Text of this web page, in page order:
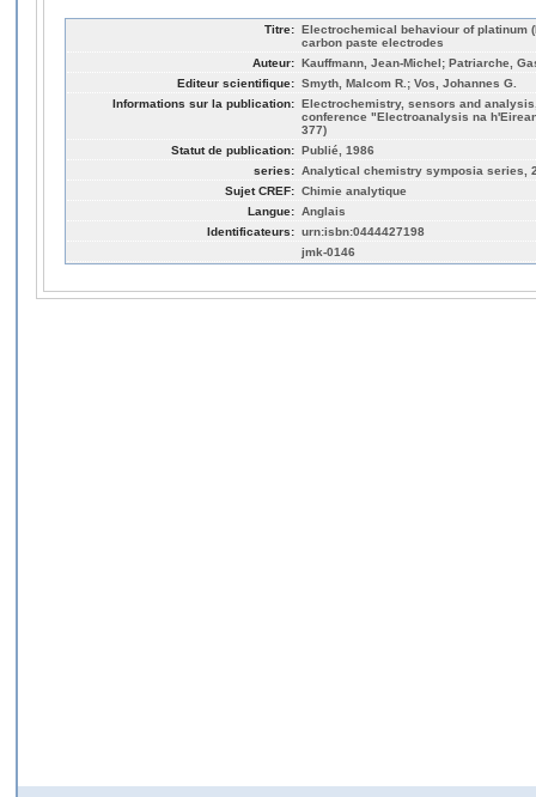
Titre: Electrochemical behaviour of platinum
carbon paste electrodes
Auteur: Kauffmann, Jean-Michel; Patriarche,
Editeur scientifique: Smyth, Malcom R.; Vos, Johannes G.
Informations sur la publication: Electrochemistry, sensors and
conference "Electroanalysis na
377)
Statut de publication: Publié, 1986
series: Analytical chemistry symposia series,
Sujet CREF: Chimie analytique
Langue: Anglais
Identificateurs: urn:isbn:0444427198
jmk-0146